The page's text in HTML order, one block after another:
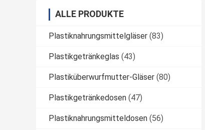
ALLE PRODUKTE
Plastiknahrungsmittelgläser (83)
Plastikgetränkeglas (43)
Plastiküberwurfmutter-Gläser (80)
Plastikgetränkedosen (47)
Plastiknahrungsmitteldosen (56)